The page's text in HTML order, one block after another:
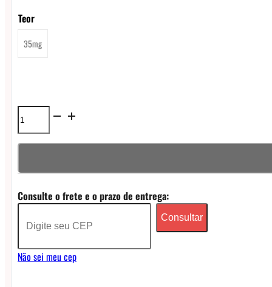
Teor
35mg
Líquido
Nasty
-
Mango
Peach
quantidade
Consulte o frete e o prazo de entrega:
Consultar
Não sei meu cep